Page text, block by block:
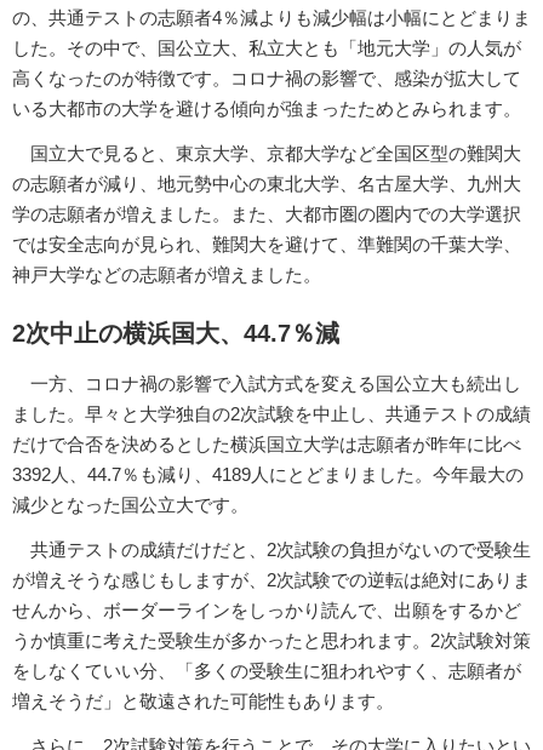
の、共通テストの志願者4％減よりも減少幅は小幅にとどまりま
した。その中で、国公立大、私立大とも「地元大学」の人気が
高くなったのが特徴です。コロナ禍の影響で、感染が拡大して
いる大都市の大学を避ける傾向が強まったためとみられます。
国立大で見ると、東京大学、京都大学など全国区型の難関大
の志願者が減り、地元勢中心の東北大学、名古屋大学、九州大
学の志願者が増えました。また、大都市圏の圏内での大学選択
では安全志向が見られ、難関大を避けて、準難関の千葉大学、
神戸大学などの志願者が増えました。
2次中止の横浜国大、44.7％減
一方、コロナ禍の影響で入試方式を変える国公立大も続出し
ました。早々と大学独自の2次試験を中止し、共通テストの成績
だけで合否を決めるとした横浜国立大学は志願者が昨年に比べ
3392人、44.7％も減り、4189人にとどまりました。今年最大の
減少となった国公立大です。
共通テストの成績だけだと、2次試験の負担がないので受験生
が増えそうな感じもしますが、2次試験での逆転は絶対にありま
せんから、ボーダーラインをしっかり読んで、出願をするかど
うか慎重に考えた受験生が多かったと思われます。2次試験対策
をしなくていい分、「多くの受験生に狙われやすく、志願者が
増えそうだ」と敬遠された可能性もあります。
さらに、2次試験対策を行うことで、その大学に入りたいとい